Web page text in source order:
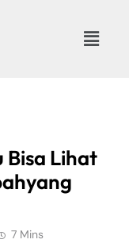
Bisa Lihat
7 Mins